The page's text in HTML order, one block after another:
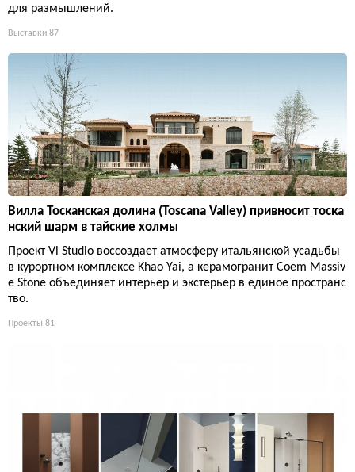
для размышлений.
Выставки 87
Вилла Тосканская долина (Toscana Valley) привносит тоска
нский шарм в тайские холмы
Проект Vi Studio воссоздает атмосферу итальянской усадьбы
в курортном комплексе Khao Yai, а керамогранит Coem Massiv
e Stone объединяет интерьер и экстерьер в единое пространс
тво.
Проекты 81